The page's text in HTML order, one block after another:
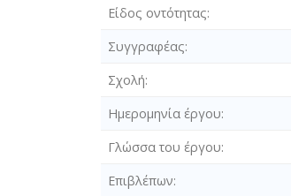
Είδος οντότητας
Συγγραφέας
Σχολή
Ημερομηνία έργου
Γλώσσα του έργου
Επιβλέπων